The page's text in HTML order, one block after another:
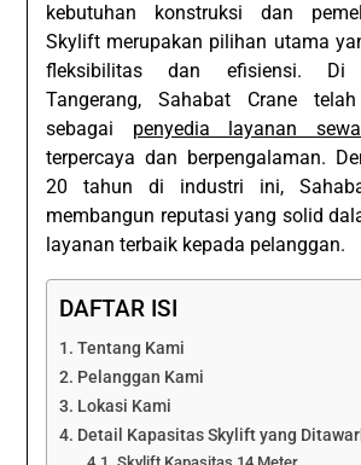
kebutuhan konstruksi dan
Skylift merupakan pilihan utama
fleksibilitas dan efisiensi. Di
Tangerang, Sahabat Crane
sebagai penyedia layanan
terpercaya dan berpengalaman.
20 tahun di industri ini,
membangun reputasi yang solid
layanan terbaik kepada pelanggan.
DAFTAR ISI
Tentang Kami
Pelanggan Kami
Lokasi Kami
Detail Kapasitas Skylift yang